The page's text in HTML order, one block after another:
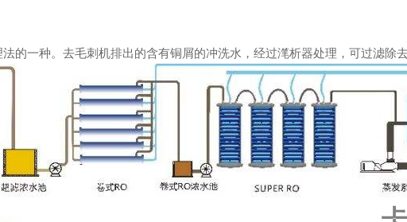
的一种。去毛刺机排出的含有铜屑的冲洗水，经过滗析器处理，可过滤除